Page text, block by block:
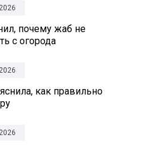
почему жаб не
с огорода
как правильно